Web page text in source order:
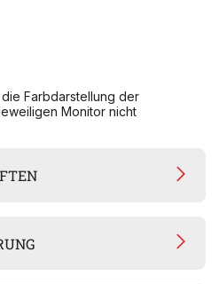
Farbdarstellung der
Monitor nicht